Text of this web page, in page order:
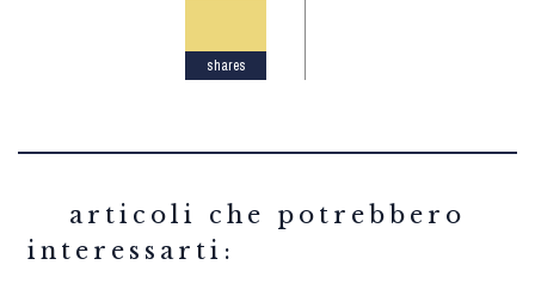
shares